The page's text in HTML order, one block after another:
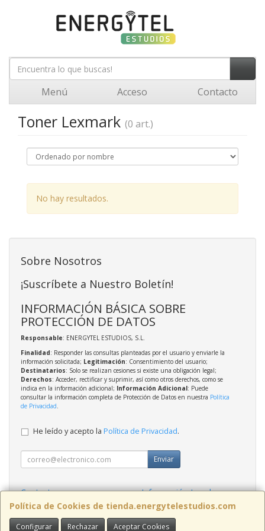
Menú Acceso Contacto
Toner Lexmark (0 art.)
No hay resultados.
Política de Cookies de tienda.energytelestudios.com
Configurar Rechazar Aceptar Cookies
Sobre Nosotros
¡Suscríbete a Nuestro Boletín!
INFORMACIÓN BÁSICA SOBRE
PROTECCIÓN DE DATOS
Responsable: ENERGYTEL ESTUDIOS, S.L.
Finalidad: Responder las consultas planteadas por el usuario y enviarle la
información solicitada; Legitimación: Consentimiento del usuario;
Destinatarios: Solo se realizan cesiones si existe una obligación legal;
Derechos: Acceder, rectificar y suprimir, así como otros derechos, como se
indica en la información adicional; Información Adicional: Puede
consultar la información completa de Protección de Datos en nuestra Política
de Privacidad.
He leído y acepto la Política de Privacidad.
Enviar
Contacto
Información Legal
Política Privacidad
Política de Cookies